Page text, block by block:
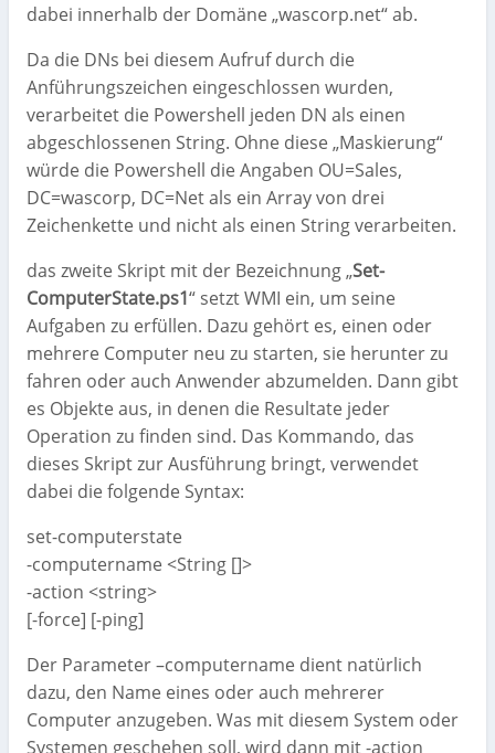
dabei innerhalb der Domäne „wascorp.net“ ab.
Da die DNs bei diesem Aufruf durch die
Anführungszeichen eingeschlossen wurden,
verarbeitet die Powershell jeden DN als einen
abgeschlossenen String. Ohne diese „Maskierung“
würde die Powershell die Angaben OU=Sales,
DC=wascorp, DC=Net als ein Array von drei
Zeichenkette und nicht als einen String verarbeiten.
das zweite Skript mit der Bezeichnung „Set-
ComputerState.ps1“ setzt WMI ein, um seine
Aufgaben zu erfüllen. Dazu gehört es, einen oder
mehrere Computer neu zu starten, sie herunter zu
fahren oder auch Anwender abzumelden. Dann gibt
es Objekte aus, in denen die Resultate jeder
Operation zu finden sind. Das Kommando, das
dieses Skript zur Ausführung bringt, verwendet
dabei die folgende Syntax:
set-computerstate
-computername <String []>
-action <string>
[-force] [-ping]
Der Parameter –computername dient natürlich
dazu, den Name eines oder auch mehrerer
Computer anzugeben. Was mit diesem System oder
Systemen geschehen soll, wird dann mit -action